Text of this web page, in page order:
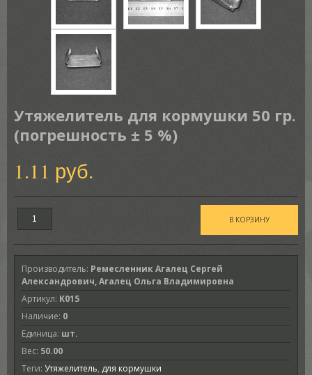
Утяжелитель для кормушки 50 гр.
(погрешность ± 5 %)
1.11 руб.
Производитель: Ремесленник Агалец Сергей
Александрович, Агалец Ольга Владимировна
Артикул: K015
Наличие: 0
Единица: шт.
Вес: 50.00
Теги: Утяжелитель, для кормушки